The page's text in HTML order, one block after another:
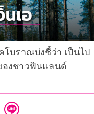
โบราณบ่งชี้ว่า เป็นไป
องชาวฟินแลนด์